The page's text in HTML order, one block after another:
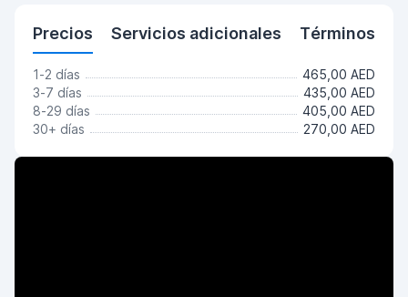
Precios Servicios adicionales Términos
1-2 días
465,00 AED
3-7 días
435,00 AED
8-29 días
405,00 AED
30+ días
270,00 AED